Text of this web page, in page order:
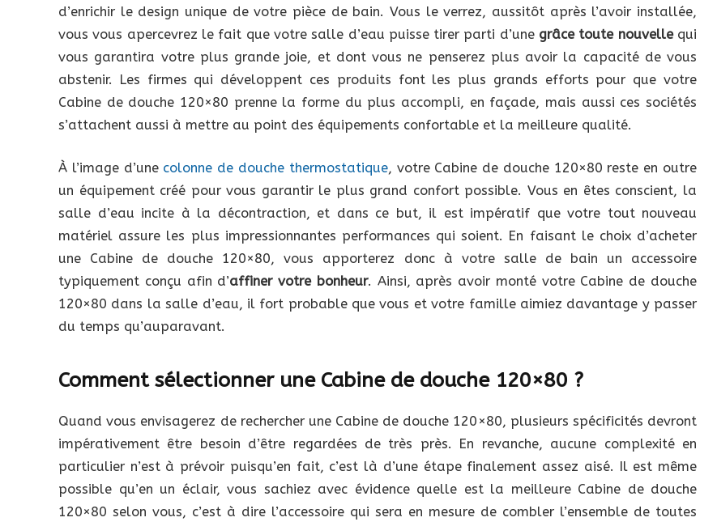
d’enrichir le design unique de votre pièce de bain. Vous le verrez, aussitôt après l’avoir installée,
vous vous apercevrez le fait que votre salle d’eau puisse tirer parti d’une grâce toute nouvellequi
vous garantira votre plus grande joie, et dont vous ne penserez plus avoir la capacité de vous
abstenir. Les firmes qui développent ces produits font les plus grands efforts pour que votre
Cabine de douche 120×80 prenne la forme du plus accompli, en façade, mais aussi ces sociétés
s’attachent aussi à mettre au point des équipements confortable et la meilleure qualité.
À l’image d’une colonne de douche thermostatique, votre Cabine de douche 120×80 reste en outre
un équipement créé pour vous garantir le plus grand confort possible. Vous en êtes conscient, la
salle d’eau incite à la décontraction, et dans ce but, il est impératif que votre tout nouveau
matériel assure les plus impressionnantes performances qui soient. En faisant le choix d’acheter
une Cabine de douche 120×80, vous apporterez donc à votre salle de bain un accessoire
typiquement conçu afin d’affiner votre bonheur. Ainsi, après avoir monté votre Cabine de douche
120×80 dans la salle d’eau, il fort probable que vous et votre famille aimiez davantage y passer
du temps qu’auparavant.
Comment sélectionner une Cabine de douche 120×80 ?
Quand vous envisagerez de rechercher une Cabine de douche 120×80, plusieurs spécificités devront
impérativement être besoin d’être regardées de très près. En revanche, aucune complexité en
particulier n’est à prévoir puisqu’en fait, c’est là d’une étape finalement assez aisé. Il est même
possible qu’en un éclair, vous sachiez avec évidence quelle est la meilleure Cabine de douche
120×80 selon vous, c’est à dire l’accessoire qui sera en mesure de combler l’ensemble de toutes